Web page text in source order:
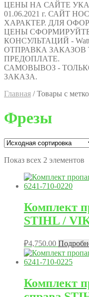
ЦЕНЫ НА САЙТЕ
01.06.2021 г. САЙТ
ХАРАКТЕР. ДЛЯ
ЦЕНЫ
КОНСУЛЬТАЦИЙ -
ОТПРАВКА
ПРЕДОПЛАТЕ.
САМОВЫВОЗ -
ЗАКАЗА.
Главная /Товары с
Фрезы
Показ всех 2 элементов
Комплект
STIHL /
₽4,750.00
Комплект